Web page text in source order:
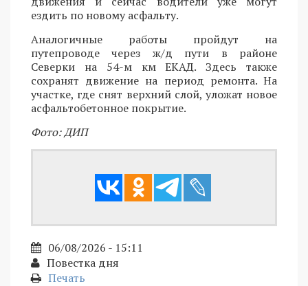
ездить по новому асфальту.
Аналогичные работы пройдут на
путепроводе через ж/д пути в районе
Северки на 54-м км ЕКАД. Здесь также
сохранят движение на период ремонта. На
участке, где снят верхний слой, уложат новое
асфальтобетонное покрытие.
Фото: ДИП
06/08/2026 - 15:11
Повестка дня
Печать